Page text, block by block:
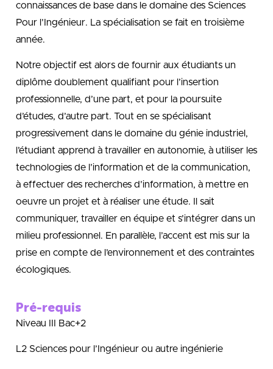
connaissances de base dans le domaine des Sciences
Pour l’Ingénieur. La spécialisation se fait en troisième
année.
Notre objectif est alors de fournir aux étudiants un
diplôme doublement qualifiant pour l’insertion
professionnelle, d’une part, et pour la poursuite
d’études, d’autre part. Tout en se spécialisant
progressivement dans le domaine du génie industriel,
l’étudiant apprend à travailler en autonomie, à utiliser les
technologies de l’information et de la communication,
à effectuer des recherches d’information, à mettre en
oeuvre un projet et à réaliser une étude. Il sait
communiquer, travailler en équipe et s’intégrer dans un
milieu professionnel. En parallèle, l’accent est mis sur la
prise en compte de l’environnement et des contraintes
écologiques.
Pré-requis
Niveau III Bac+2
L2 Sciences pour l’Ingénieur ou autre ingénierie